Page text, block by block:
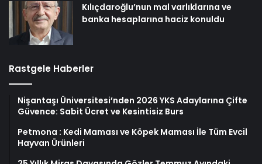
Kılıçdaroğlu’nun mal varlıklarına ve
banka hesaplarına haciz konuldu
Rastgele Haberler
Nişantaşı Üniversitesi’nden 2026 YKS Adaylarına Çifte
Güvence: Sabit Ücret ve Kesintisiz Burs
Petmona : Kedi Maması ve Köpek Maması İle Tüm Evcil
Hayvan Ürünleri